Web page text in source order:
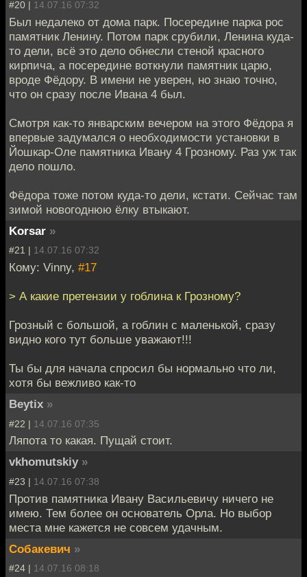
#20 | 14.07.16 07:32
Был недалеко от дома парк. Посередине парка рос
памятник Ленину. Потом парк срубили, Ленина куда-
то дели, всё это дело обнесли стеной красного
кирпича, а посередине воткнули памятник царю,
вроде Фёдору. В имени не уверен, но знаю точно,
что он сразу после Ивана 4 был.
Смотря как-то январским вечером на этого Фёдора я
впервые задумался о необходимости установки в
Йошкар-Оле памятника Ивану 4 Грозному. Раз уж так
дело пошло.
Фёдора тоже потом куда-то дели, кстати. Сейчас там
зимой новогоднюю ёлку втыкают.
Korsar »
#21 | 14.07.16 07:32
Кому: Vinny, #17
> А какие претензии у гоблина к Грозному?
Грозный с большой, а гоблин с маленькой, сразу
видно кого тут больше уважают!!!
Ты бы для начала спросил бы нормально что ли,
хотя бы вежливо как-то
Beytix »
#22 | 14.07.16 07:35
Ляпота то какая. Пущай стоит.
vkhomutskiy »
#23 | 14.07.16 07:38
Против памятника Ивану Васильевичу ничего не
имею. Тем более он основатель Орла. Но выбор
места мне кажется не совсем удачным.
Собакевич »
#24 | 14.07.16 08:18